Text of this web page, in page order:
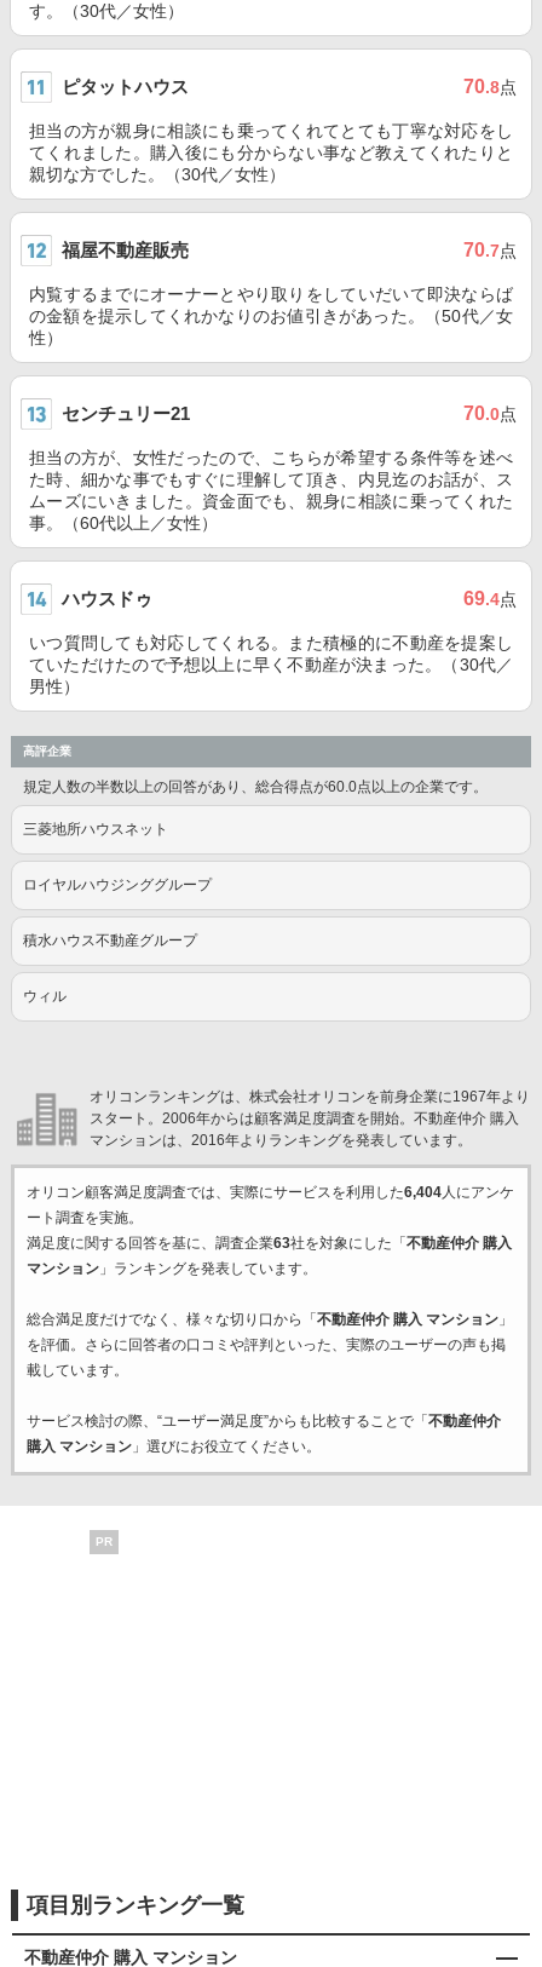
す。（30代／女性）
ピタットハウス 70.8点
担当の方が親身に相談にも乗ってくれてとても丁寧な対応をし
てくれました。購入後にも分からない事など教えてくれたりと
親切な方でした。（30代／女性）
福屋不動産販売 70.7点
内覧するまでにオーナーとやり取りをしていだいて即決ならば
の金額を提示してくれかなりのお値引きがあった。（50代／女
性）
センチュリー21 70.0点
担当の方が、女性だったので、こちらが希望する条件等を述べ
た時、細かな事でもすぐに理解して頂き、内見迄のお話が、ス
ムーズにいきました。資金面でも、親身に相談に乗ってくれた
事。（60代以上／女性）
ハウスドゥ 69.4点
いつ質問しても対応してくれる。また積極的に不動産を提案し
ていただけたので予想以上に早く不動産が決まった。（30代／
男性）
高評企業
規定人数の半数以上の回答があり、総合得点が60.0点以上の企業です。
三菱地所ハウスネット
ロイヤルハウジンググループ
積水ハウス不動産グループ
ウィル
オリコンランキングは、株式会社オリコンを前身企業に1967年より
スタート。2006年からは顧客満足度調査を開始。不動産仲介 購入
マンションは、2016年よりランキングを発表しています。
オリコン顧客満足度調査では、実際にサービスを利用した6,404人にアンケ
ート調査を実施。
満足度に関する回答を基に、調査企業63社を対象にした「 不動産仲介 購入
マンション」ランキングを発表しています。
総合満足度だけでなく、様々な切り口から「 不動産仲介 購入 マンション」
を評価。さらに回答者の口コミや評判といった、実際のユーザーの声も掲
載しています。
サービス検討の際、“ユーザー満足度”からも比較することで「 不動産仲介
購入 マンション」選びにお役立てください。
PR
項目別ランキング一覧
不動産仲介 購入 マンション